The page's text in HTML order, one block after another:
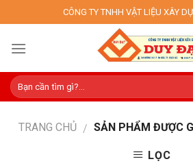
to
content
CÔNG TY TNHH VẬT LIỆU XÂY
TRANG CHỦ / SẢN PHẨM ĐƯỢC
LỌC